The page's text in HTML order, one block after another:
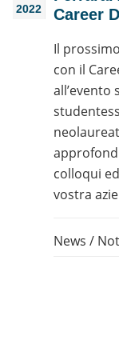
2022
Career
Il
con il
all’evento
colloqui
vostra
News /